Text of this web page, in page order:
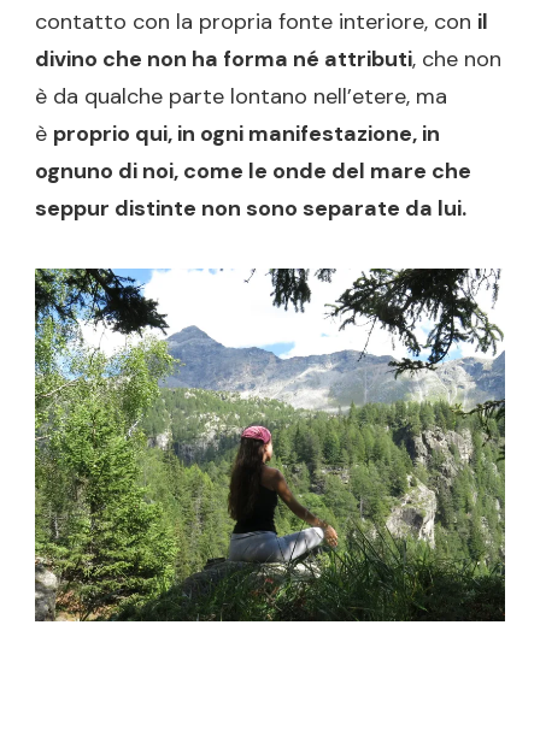
contatto con la propria fonte interiore, con il
divino che non ha forma né attributi, che non
è da qualche parte lontano nell’etere, ma
è proprio qui, in ogni manifestazione, in
ognuno di noi, come le onde del mare che
seppur distinte non sono separate da lui.